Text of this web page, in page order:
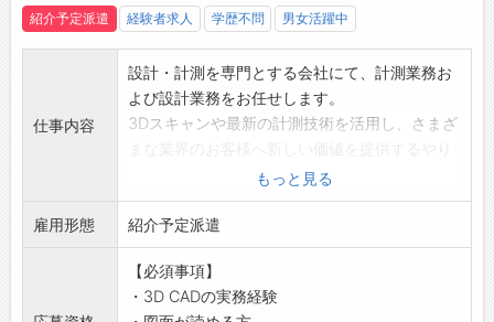
軽に健康相談が可能です。
（有料）で利用できます。
・提携鍼灸治療院での治療費補助制度もあり、
健康サポート体制が充実しています。
のメリハリを大切にしています。
◆充実の研修制度あり！
を実施。
・OJTを通して、実践的にスキルを身につけら
紹介予定派遣 経験者求人 学歴不問 男女活躍中
仕事内容
設計・計測を専門とする会社にて、計測業務お
よび設計業務をお任せします。
3Dスキャンや最新の計測技術を活用し、さまざ
がい抜群のお仕事です！
自動車・航空機・プラント設備などスケールの
大きな対象物に携われるため、ものづくりの最
前線を実感できます。
3DCADの実務経験を存分に活かし、専門性をさ
らに高めたい方にピッタリの環境です。
もっと見る
雇用形態 紹介予定派遣
【必須事項】
・3D CADの実務経験